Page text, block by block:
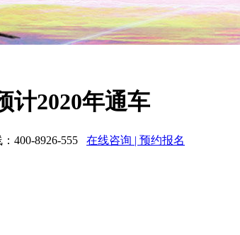
计2020年通车
400-8926-555 在线咨询 | 预约报名